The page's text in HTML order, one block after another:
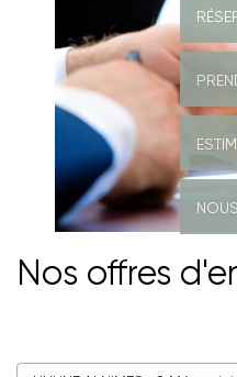
Nos offres